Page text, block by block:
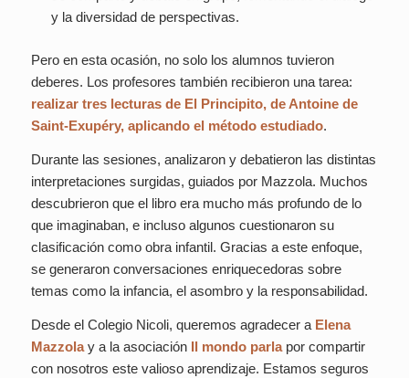
y la diversidad de perspectivas.
Pero en esta ocasión, no solo los alumnos tuvieron
deberes. Los profesores también recibieron una tarea:
realizar tres lecturas de El Principito, de Antoine de
Saint-Exupéry, aplicando el método estudiado.
Durante las sesiones, analizaron y debatieron las distintas
interpretaciones surgidas, guiados por Mazzola. Muchos
descubrieron que el libro era mucho más profundo de lo
que imaginaban, e incluso algunos cuestionaron su
clasificación como obra infantil. Gracias a este enfoque,
se generaron conversaciones enriquecedoras sobre
temas como la infancia, el asombro y la responsabilidad.
Desde el Colegio Nicoli, queremos agradecer a Elena
Mazzolay a la asociación Il mondo parlapor compartir
con nosotros este valioso aprendizaje. Estamos seguros